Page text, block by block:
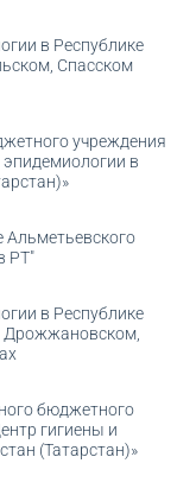
в Республике
Спасском
учреждения
в
Альметьевского
РТ"
в Республике
Дрожжановском,
бюджетного
гигиены и
(Татарстан)»